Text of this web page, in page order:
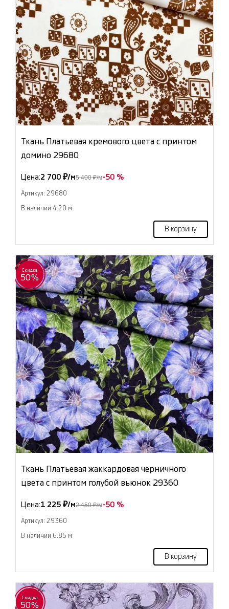
Ткань Платьевая кремового цвета с принтом
домино 29680
Цена:2 700 ₽/м5 400 ₽/м-50 %
Артикул: 29680
В наличии 4.20 м
В корзину
Скидка
50%
Ткань Платьевая жаккардовая черничного
цвета с принтом голубой вьюнок 29360
Цена:1 225 ₽/м2 450 ₽/м-50 %
Артикул: 29360
В наличии 6.85 м
В корзину
Скидка
50%